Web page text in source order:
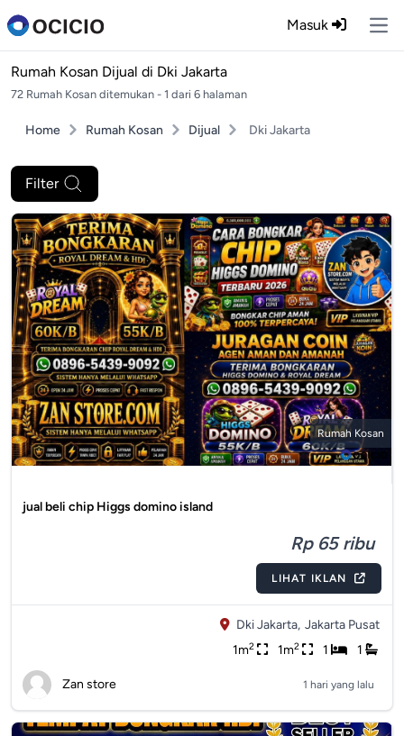
Masuk
Rumah Kosan Dijual di Dki Jakarta
72 Rumah Kosan ditemukan - 1 dari 6 halaman
Home Rumah Kosan Dijual Dki Jakarta
Filter
Rumah Kosan
jual beli chip Higgs domino island
Rp 65 ribu
LIHAT IKLAN
Dki Jakarta, Jakarta Pusat
1m2 1m2 1 1
Zan store 1 hari yang lalu